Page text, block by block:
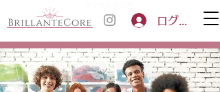
ログイン